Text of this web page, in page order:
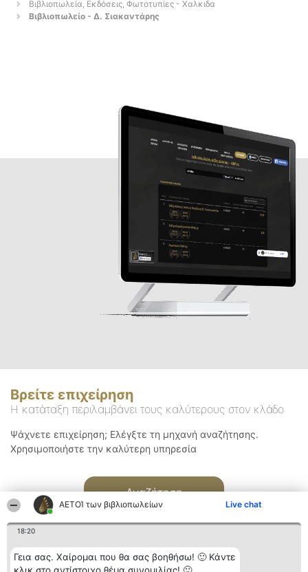
ΑΕΤΟΊ των βιβλιοπωλείων Live chat
18:20
Γεια σας. Χαίρομαι που θα σας βοηθήσω! 🙂 Κάντε
Βιβλιοπωλεία, Εκδόσεις, Φωτοτυπίες - Χαλκιδα
Βιβλιοπωλείο - Δ. Σιακαντάρης
Βρείτε επιχείρηση
Η κατάταξη περιλαμβάνει τους καλύτερους στον κλάδο
Ψάχνετε επιχείρηση; Ελέγξτε τη μηχανή αναζήτησης.
Χρησιμοποιήστε την καλύτερη υπηρεσία
Αναζήτηση